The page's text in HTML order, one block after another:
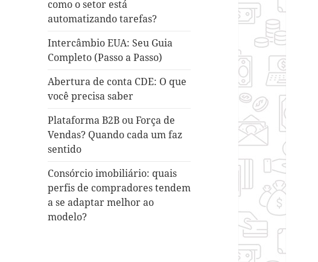
como o setor está
automatizando tarefas?
Intercâmbio EUA: Seu Guia
Completo (Passo a Passo)
Abertura de conta CDE: O que
você precisa saber
Plataforma B2B ou Força de
Vendas? Quando cada um faz
sentido
Consórcio imobiliário: quais
perfis de compradores tendem
a se adaptar melhor ao
modelo?